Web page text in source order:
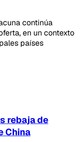
continúa
en un contexto
países
rebaja de
China